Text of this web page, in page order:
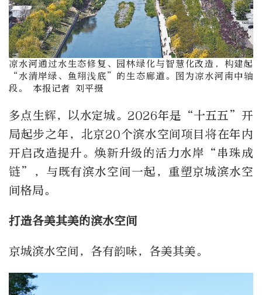
凉水河通过水生态修复、园林绿化与智慧化改造，构建起
“水清岸绿、鱼翔浅底”的生态廊道。图为凉水河南中轴
段。 本报记者 刘平摄
多点生辉，以水定城。2026年是“十五五”开
局起步之年，北京20个滨水空间项目将在年内
开启改造提升。焕新升级的活力水岸“串珠成
链”，与既有滨水空间一起，重塑京城滨水空
间格局。
打造各美其美的滨水空间
京城滨水空间，各有韵味，各美其美。